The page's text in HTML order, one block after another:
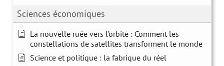
Sciences économiques
La nouvelle ruée vers l’orbite : Comment les
constellations de satellites transforment le monde
Science et politique : la fabrique du réel